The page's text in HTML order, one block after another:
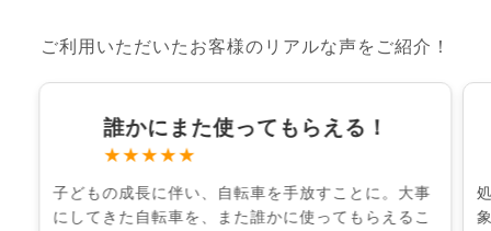
ご利用いただいたお客様のリアルな声をご紹介！
誰かにまた使ってもらえる！
★★★★★
子どもの成長に伴い、自転車を手放すことに。大事
にしてきた自転車を、また誰かに使ってもらえるこ